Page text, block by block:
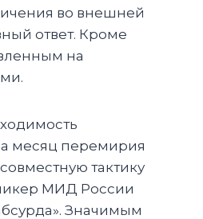
во внешней
ответ. Кроме
на
месяц перемирия
тактику
МИД России
Значимым